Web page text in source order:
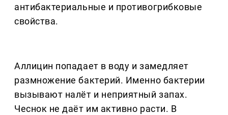
антибактериальные и противогрибковые
свойства.
Аллицин попадает в воду и замедляет
размножение бактерий. Именно бактерии
вызывают налёт и неприятный запах.
Чеснок не даёт им активно расти. В